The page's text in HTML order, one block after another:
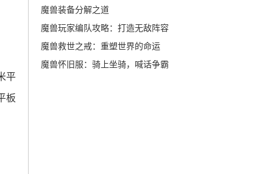
平
板
魔兽装备分解之道
魔兽玩家编队攻略：打造无敌阵容
魔兽救世之戒：重塑世界的命运
魔兽怀旧服：骑上坐骑，喊话争霸